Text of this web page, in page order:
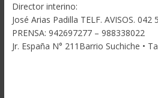
Director interino:
José Arias Padilla TELF. AVISOS.
PRENSA: 942697277 – 988338022
Jr. España N° 211Barrio Suchiche •